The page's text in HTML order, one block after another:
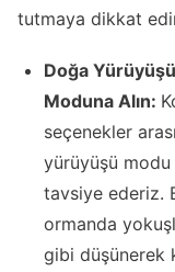
tutmaya dikkat
Doğa Yürüyüşü
Moduna Alın:
seçenekler
yürüyüşü modu
tavsiye ederiz.
ormanda
gibi düşünerek